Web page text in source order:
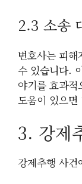
2.3 소송
변호사는 피
수 있습니다.
야기를 효과
도움이 있으
3. 강제
강제추행 사